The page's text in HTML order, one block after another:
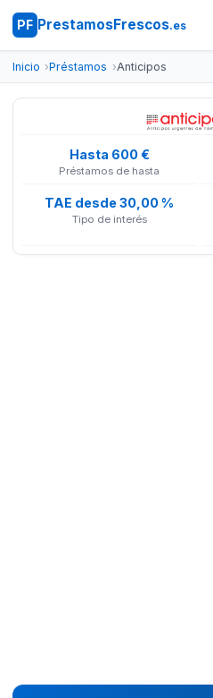
PF PrestamosFrescos.es
Inicio Préstamos Anticipos
Hasta 600 €
Préstamos de hasta
TAE desde 30,00 %
Tipo de interés